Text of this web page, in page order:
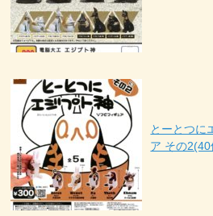
とーとつに
ア その2(40